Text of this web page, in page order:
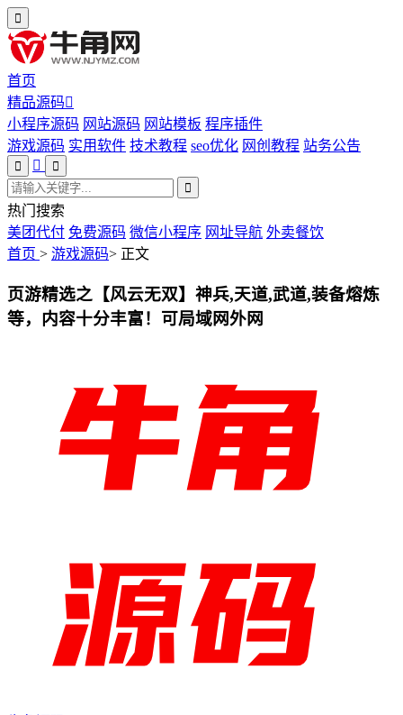
首页
精品源码
小程序源码 网站源码 网站模板 程序插件
游戏源码 实用软件 技术教程 seo优化 网创教程 站务公告
热门搜索
美团代付 免费源码 微信小程序 网址导航 外卖餐饮
首页 > 游戏源码> 正文
页游精选之【风云无双】神兵,天道,武道,装备熔炼
等，内容十分丰富！可局域网外网